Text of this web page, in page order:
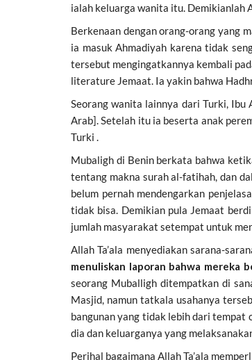
ialah keluarga wanita itu. Demikianlah
Berkenaan dengan orang-orang yang
ia masuk Ahmadiyah karena tidak
tersebut mengingatkannya kembali
literature Jemaat. Ia yakin bahwa
Seorang wanita lainnya dari Turki,
Arab]. Setelah itu ia beserta anak
Turki .
Mubaligh di Benin berkata bahwa
tentang makna surah al-fatihah, dan
belum pernah mendengarkan
tidak bisa. Demikian pula Jemaat
jumlah masyarakat setempat untuk
Allah Ta’ala menyediakan sarana-
menuliskan laporan bahwa mereka
seorang Muballigh ditempatkan di
Masjid, namun tatkala usahanya
bangunan yang tidak lebih dari tempat
dia dan keluarganya yang
Perihal bagaimana Allah Ta’ala